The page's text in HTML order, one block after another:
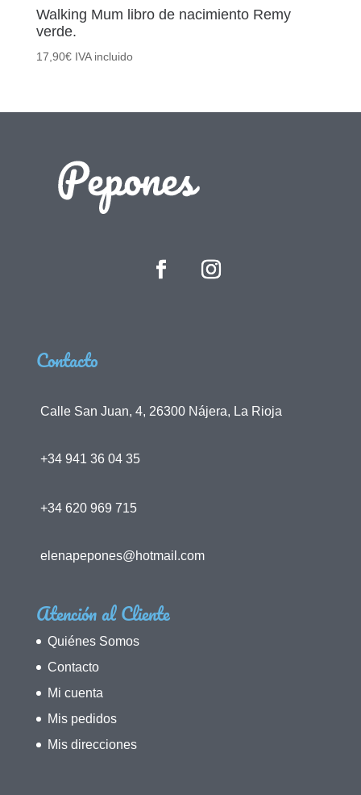
Walking Mum libro de nacimiento Remy
verde.
17,90€ IVA incluido
Contacto
Calle San Juan, 4, 26300 Nájera, La Rioja
+34 941 36 04 35
+34 620 969 715
elenapepones@hotmail.com
Atención al Cliente
Quiénes Somos
Contacto
Mi cuenta
Mis pedidos
Mis direcciones